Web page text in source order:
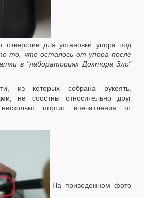
отверстие для установки упора под
то, что осталось от упора после
в "лабораториях Доктора Зло"
из которых собрана рукоять,
не соостны относительно друг
портит впечатления от
На приведенном фото